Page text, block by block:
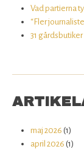
Vad partierna
“Fler
31
maj 2026 (1)
april 2026 (1)